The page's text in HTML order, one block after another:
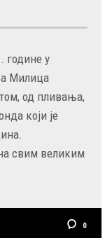
године у
Милица
од пливања,
који је
свим великим
0